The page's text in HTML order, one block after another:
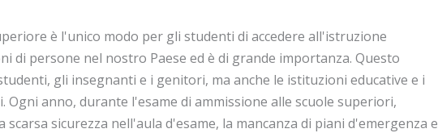
è l'unico modo per gli studenti di accedere all'istruzione
di persone nel nostro Paese ed è di grande importanza. Questo
gli insegnanti e i genitori, ma anche le istituzioni educative e i
anno, durante l'esame di ammissione alle scuole superiori,
sicurezza nell'aula d'esame, la mancanza di piani d'emergenza e